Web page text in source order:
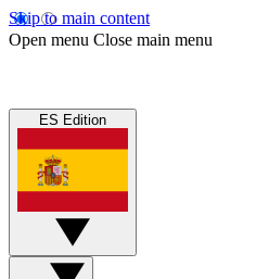
Skip to main content
Open menu Close main menu
ES Edition